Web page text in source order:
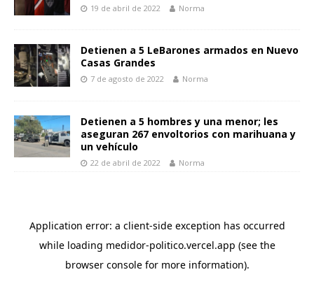
19 de abril de 2022 Norma
Detienen a 5 LeBarones armados en Nuevo
Casas Grandes
7 de agosto de 2022 Norma
Detienen a 5 hombres y una menor; les
aseguran 267 envoltorios con marihuana y
un vehículo
22 de abril de 2022 Norma